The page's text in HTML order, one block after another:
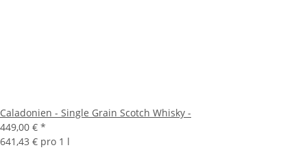
Caladonien - Single Grain Scotch Whisky -
449,00 € *
641,43 € pro 1 l